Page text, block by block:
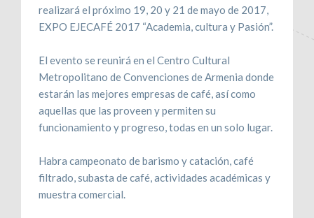
realizará el próximo 19, 20 y 21 de mayo de 2017,
EXPO EJECAFÉ 2017 “Academia, cultura y Pasión”.
El evento se reunirá en el Centro Cultural
Metropolitano de Convenciones de Armenia donde
estarán las mejores empresas de café, así como
aquellas que las proveen y permiten su
funcionamiento y progreso, todas en un solo lugar.
Habra campeonato de barismo y catación, café
filtrado, subasta de café, actividades académicas y
muestra comercial.